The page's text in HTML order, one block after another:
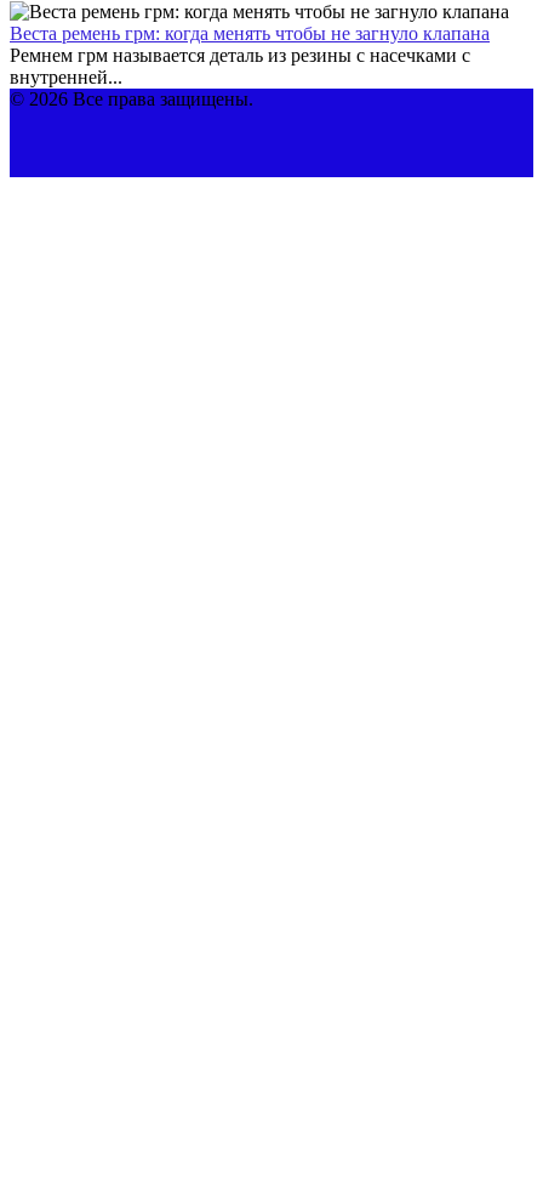
Веста ремень грм: когда менять чтобы не загнуло клапана
Ремнем грм называется деталь из резины с насечками с
внутренней...
© 2026 Все права защищены.